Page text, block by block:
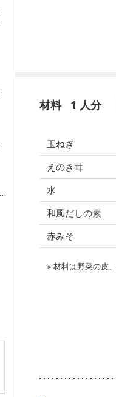
材料 1 人分
玉ねぎ
えのき茸
水
和風だしの素
赤みそ
※ 材料は野菜の皮